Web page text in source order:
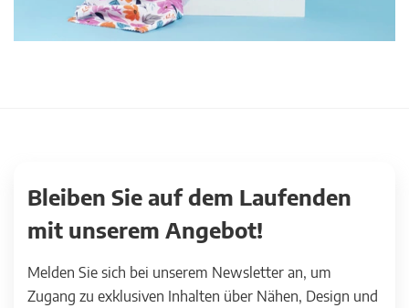
Bleiben Sie auf dem Laufenden
mit unserem Angebot!
Melden Sie sich bei unserem Newsletter an, um
Zugang zu exklusiven Inhalten über Nähen, Design und